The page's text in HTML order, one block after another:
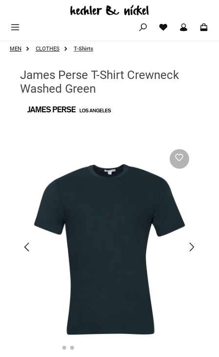
Zum Hauptinhalt springen
MEN CLOTHES T-Shirts
James Perse T-Shirt Crewneck
Washed Green